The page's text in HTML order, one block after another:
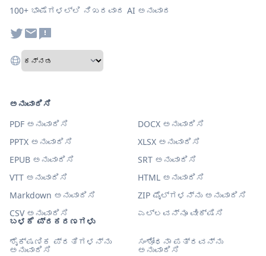
100+ ಭಾಷೆಗಳಲ್ಲಿ ನಿಖರವಾದ AI ಅನುವಾದ
ಬಳಕೆ ಪ್ರಕರಣಗಳು
ಶೈಕ್ಷಣಿಕ ಪ್ರತಿಗಳನ್ನು
ಅನುವಾದಿಸಿ
ಸಂಶೋಧನಾ ಪತ್ರವನ್ನು
ಅನುವಾದಿಸಿ
ಅನುವಾದಿಸಿ
PDF ಅನುವಾದಿಸಿ
DOCX ಅನುವಾದಿಸಿ
PPTX ಅನುವಾದಿಸಿ
XLSX ಅನುವಾದಿಸಿ
EPUB ಅನುವಾದಿಸಿ
SRT ಅನುವಾದಿಸಿ
VTT ಅನುವಾದಿಸಿ
HTML ಅನುವಾದಿಸಿ
Markdown ಅನುವಾದಿಸಿ
ZIP ಫೈಲ್‌ಗಳನ್ನು ಅನುವಾದಿಸಿ
CSV ಅನುವಾದಿಸಿ
ಎಲ್ಲವನ್ನೂ ವೀಕ್ಷಿಸಿ